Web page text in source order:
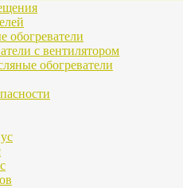
обогреватели
с вентилятором
обогреватели